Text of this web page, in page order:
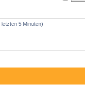
5 Minuten)